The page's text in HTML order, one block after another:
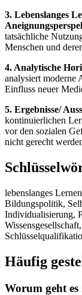
3. Lebenslanges
tatsächliche
Menschen und
4. Analytische
analysiert moderne
Einfluss neuer
5. Ergebnisse/
kontinuierlichen
vor den sozialen
nicht gerecht
lebenslanges
Bildungspolitik,
Individualisierung,
Häufig
Worum geht